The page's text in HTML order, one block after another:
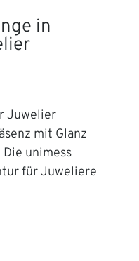
in
Juwelier
mit Glanz
unimess
für Juweliere